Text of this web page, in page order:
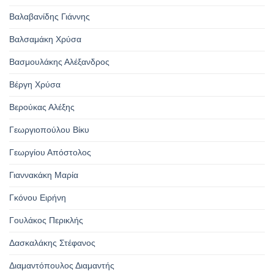
Βαλαβανίδης Γιάννης
Βαλσαμάκη Χρύσα
Βασμουλάκης Αλέξανδρος
Βέργη Χρύσα
Βερούκας Αλέξης
Γεωργιοπούλου Βίκυ
Γεωργίου Απόστολος
Γιαννακάκη Μαρία
Γκόνου Ειρήνη
Γουλάκος Περικλής
Δασκαλάκης Στέφανος
Διαμαντόπουλος Διαμαντής